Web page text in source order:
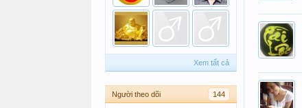
Xem tất cả
Người theo dõi 144